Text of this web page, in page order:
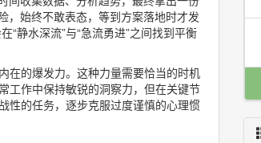
，始终不敢表态，等到方案落地时才发
静水深流”与“急流勇进”之间找到平衡
在的爆发力。这种力量需要恰当的时机
工作中保持敏锐的洞察力，但在关键节
性的任务，逐步克服过度谨慎的心理惯